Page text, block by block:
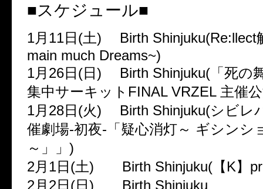
■スケジュール■
1月11日(土) Birth Shinjuku(Re:llect
main much Dreams~)
1月26日(日) Birth Shinjuku(「死の
集中サーキットFINAL VRZEL 主催
1月28日(火) Birth Shinjuku(シビレ
催劇場-初夜-「疑心消灯～ ギシンシ
～」」)
2月1日(土) Birth Shinjuku(【K】
2月2日(日) Birth Shinjuku